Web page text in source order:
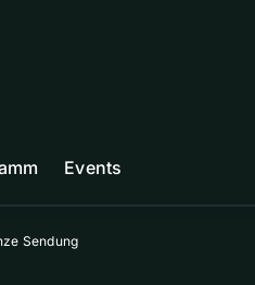
Events
Sendung